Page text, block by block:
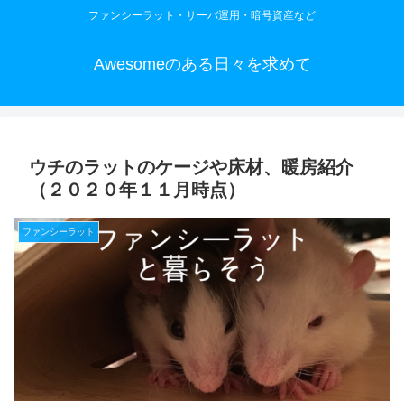
ファンシーラット・サーバ運用・暗号資産など
Awesomeのある日々を求めて
ウチのラットのケージや床材、暖房紹介
（２０２０年１１月時点）
ファンシーラット